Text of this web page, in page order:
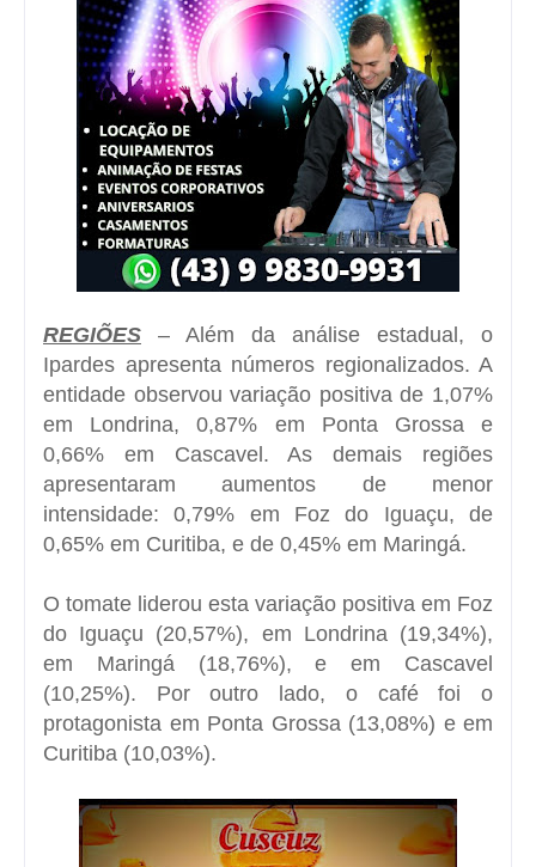
REGIÕES – Além da análise estadual, o
Ipardes apresenta números regionalizados. A
entidade observou variação positiva de 1,07%
em Londrina, 0,87% em Ponta Grossa e
0,66% em Cascavel. As demais regiões
apresentaram aumentos de menor
intensidade: 0,79% em Foz do Iguaçu, de
0,65% em Curitiba, e de 0,45% em Maringá.
O tomate liderou esta variação positiva em Foz
do Iguaçu (20,57%), em Londrina (19,34%),
em Maringá (18,76%), e em Cascavel
(10,25%). Por outro lado, o café foi o
protagonista em Ponta Grossa (13,08%) e em
Curitiba (10,03%).